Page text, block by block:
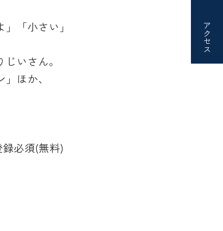
アクセス
「小さい」
いさん。
ほか、
必須(無料)